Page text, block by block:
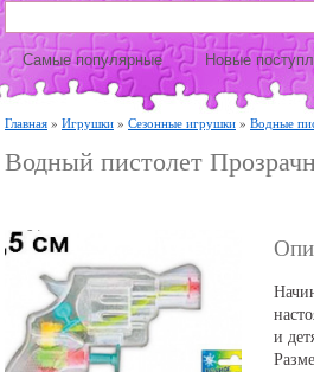
Самые популярные Новые
Главная » Игрушки » Сезонные игрушки » Водные
Водный пистолет
и